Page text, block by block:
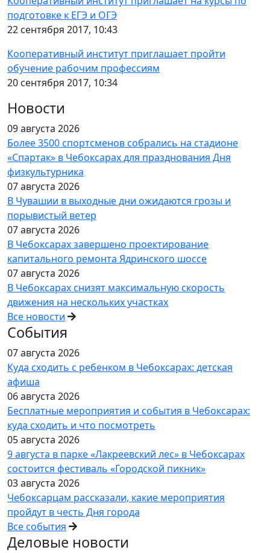
подготовке к ЕГЭ и ОГЭ
22 сентября 2017, 10:43
Кооперативный институт приглашает пройти
обучение рабочим профессиям
20 сентября 2017, 10:34
Новости
09 августа 2026
Более 3500 спортсменов собрались на стадионе
«Спартак» в Чебоксарах для празднования Дня
физкультурника
07 августа 2026
В Чувашии в выходные дни ожидаются грозы и
порывистый ветер
07 августа 2026
В Чебоксарах завершено проектирование
капитального ремонта Ядринского шоссе
07 августа 2026
В Чебоксарах снизят максимальную скорость
движения на нескольких участках
Все новости
События
07 августа 2026
Куда сходить с ребенком в Чебоксарах: детская
афиша
06 августа 2026
Бесплатные мероприятия и события в Чебоксарах:
куда сходить и что посмотреть
05 августа 2026
9 августа в парке «Лакреевский лес» в Чебоксарах
состоится фестиваль «Городской пикник»
03 августа 2026
Чебоксарцам рассказали, какие мероприятия
пройдут в честь Дня города
Все события
Деловые новости